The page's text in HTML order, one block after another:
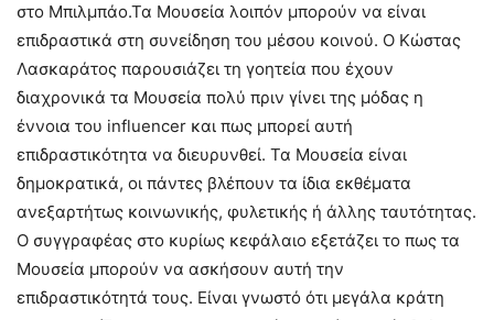
στο Μπιλμπάο.Τα Μουσεία λοιπόν μπορούν να είναι
επιδραστικά στη συνείδηση του μέσου κοινού. Ο Κώστας
Λασκαράτος παρουσιάζει τη γοητεία που έχουν
διαχρονικά τα Μουσεία πολύ πριν γίνει της μόδας η
έννοια του influencer και πως μπορεί αυτή
επιδραστικότητα να διευρυνθεί. Τα Μουσεία είναι
δημοκρατικά, οι πάντες βλέπουν τα ίδια εκθέματα
ανεξαρτήτως κοινωνικής, φυλετικής ή άλλης ταυτότητας.
Ο συγγραφέας στο κυρίως κεφάλαιο εξετάζει το πως τα
Μουσεία μπορούν να ασκήσουν αυτή την
επιδραστικότητά τους. Είναι γνωστό ότι μεγάλα κράτη